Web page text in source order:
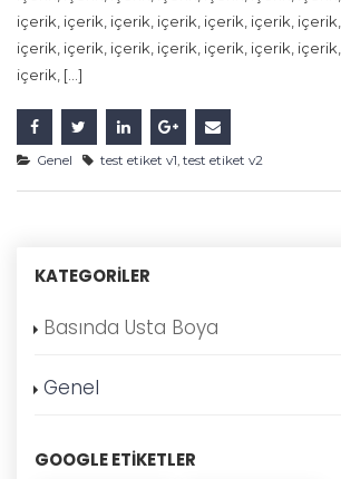
içerik, içerik, içerik, içerik, içerik, içerik,
içerik, içerik, içerik, içerik, içerik, içerik,
içerik, [...]
Genel test etiket v1 ,test etiket v2
KATEGORILER
Basında Usta Boya
Genel
GOOGLE ETIKETLER